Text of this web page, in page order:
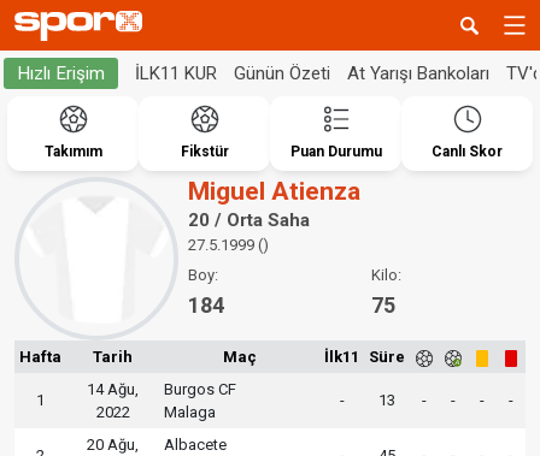
Hızlı Erişim İLK11 KUR Günün Özeti At Yarışı Bankoları
Takımım Fikstür Puan Durumu Canlı Skor
Miguel Atienza
20 / Orta Saha
27.5.1999 ()
Boy:
184
Kilo:
75
Hafta Tarih Maç İlk11 Süre
1
14 Ağu,
2022
Burgos CF
Malaga
- 13 - - - -
20 Ağu,
Albacete